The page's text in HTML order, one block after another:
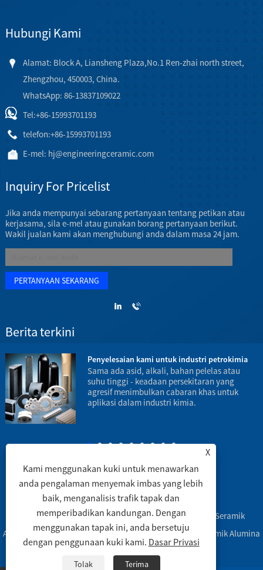
Hubungi Kami
Alamat: Block A, Liansheng Plaza,No.1 Ren-zhai north street,
Zhengzhou, 450003, China.
WhatsApp: 86-13837109022
Tel:+86-15993701193
telefon:+86-15993701193
E-mel: hj@engineeringceramic.com
Inquiry For Pricelist
Jika anda mempunyai sebarang pertanyaan tentang petikan atau
kerjasama, sila e-mel atau gunakan borang pertanyaan berikut.
Wakil jualan kami akan menghubungi anda dalam masa 24 jam.
Berita terkini
Penyelesaian kami untuk industri petrokimia
Sama ada asid, alkali, bahan pelelas atau
suhu tinggi - keadaan persekitaran yang
agresif menimbulkan cabaran khas untuk
aplikasi dalam industri kimia.
Pautan| Sitemap| RSS|
Hak Cipta © 2003 Engineering Ceramic Co., Ltd. - Tiub Seramik
Alumina, Labware Seramik Alumina, Bahagian Mesin Seramik Alumina
X
Kami menggunakan kuki untuk menawarkan
anda pengalaman menyemak imbas yang lebih
baik, menganalisis trafik tapak dan
memperibadikan kandungan. Dengan
menggunakan tapak ini, anda bersetuju
dengan penggunaan kuki kami. Dasar Privasi
Tolak Terima